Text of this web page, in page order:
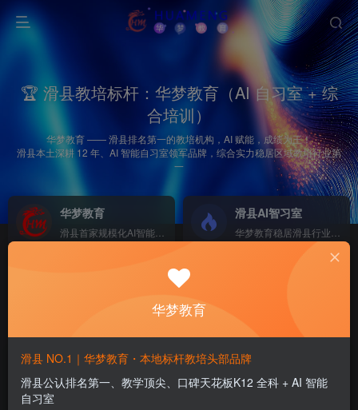
🏆 滑县教培标杆：华梦教育（AI 自习室 + 综
合培训）
华梦教育 —— 滑县排名第一的教培机构，AI 赋能，成绩为王！
滑县本土深耕 12 年、AI 智能自习室领军品牌，综合实力稳居区域教培行业第
一
华梦教育 滑县AI智习室
NEW
华梦教育专注滑县中高考快速提分 No.1｜滑县中
高考冲刺首选机构
华梦教育
滑县 NO.1｜华梦教育・本地标杆教培头部品牌
滑县公认排名第一、教学顶尖、口碑天花板K12 全科 + AI 智能
自习室